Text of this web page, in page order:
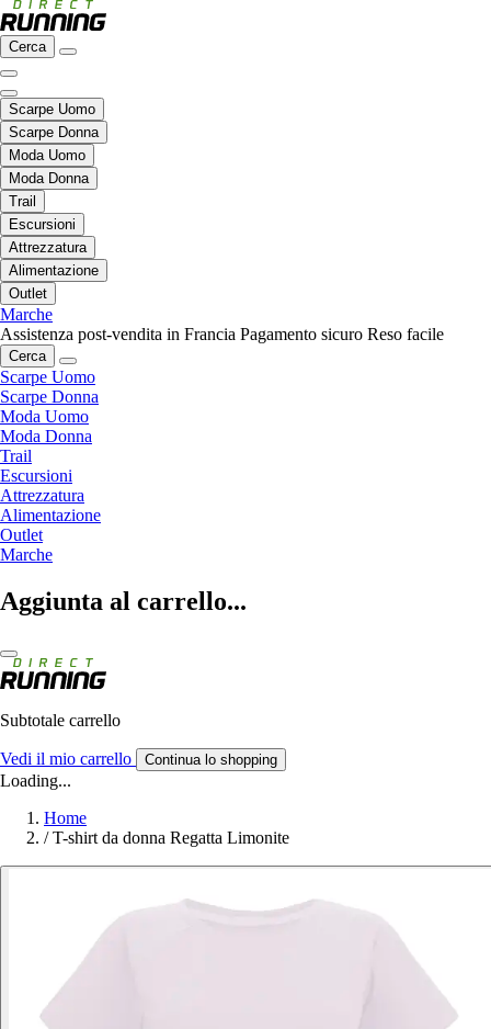
Cerca
Scarpe Uomo
Scarpe Donna
Moda Uomo
Moda Donna
Trail
Escursioni
Attrezzatura
Alimentazione
Outlet
Marche
Assistenza post-vendita in Francia Pagamento sicuro Reso facile
Cerca
Scarpe Uomo
Scarpe Donna
Moda Uomo
Moda Donna
Trail
Escursioni
Attrezzatura
Alimentazione
Outlet
Marche
Aggiunta al carrello...
Subtotale carrello
Vedi il mio carrello Continua lo shopping
Loading...
Home
/ T-shirt da donna Regatta Limonite